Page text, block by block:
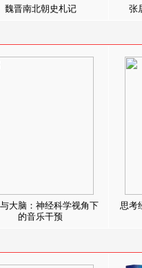
魏晋南北朝史札记 张
大脑：神经科学视角下
的音乐干预
思考